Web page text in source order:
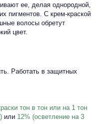
ее, делая однородной,
пигментов. С крем-краской
волосы обретут
цвет.
Работать в защитных
тон в тон или на 1 тон
или 12% (осветление на 3